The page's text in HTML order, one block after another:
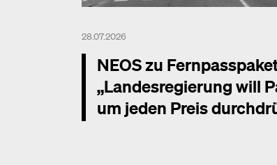
28.07.2026
NEOS zu
„Landesregierung will
um jeden Preis